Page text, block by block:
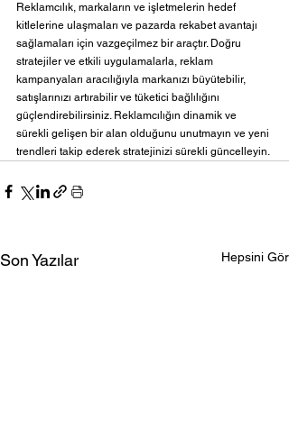
Reklamcılık, markaların ve işletmelerin hedef
kitlelerine ulaşmaları ve pazarda rekabet avantajı
sağlamaları için vazgeçilmez bir araçtır. Doğru
stratejiler ve etkili uygulamalarla, reklam
kampanyaları aracılığıyla markanızı büyütebilir,
satışlarınızı artırabilir ve tüketici bağlılığını
güçlendirebilirsiniz. Reklamcılığın dinamik ve
sürekli gelişen bir alan olduğunu unutmayın ve yeni
trendleri takip ederek stratejinizi sürekli güncelleyin.
Son Yazılar Hepsini Gör